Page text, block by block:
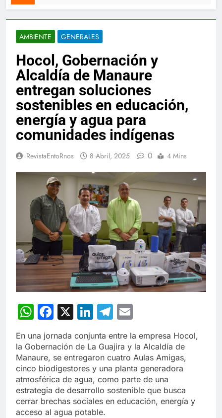
AMBIENTE GENERALES
Hocol, Gobernación y
Alcaldía de Manaure
entregan soluciones
sostenibles en educación,
energía y agua para
comunidades indígenas
RevistaEntoRnos 8 Abril, 2025 0 4 Mins
WhatsApp
Facebook
X LinkedIn
Telegram
En una jornada conjunta entre la empresa Hocol,
la Gobernación de La Guajira y la Alcaldía de
Manaure, se entregaron cuatro Aulas Amigas,
cinco biodigestores y una planta generadora
atmosférica de agua, como parte de una
estrategia de desarrollo sostenible que busca
cerrar brechas sociales en educación, energía y
acceso al agua potable.